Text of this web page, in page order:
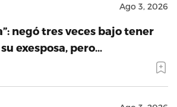
Ago 3, 2026
negó tres veces bajo tener
exesposa, pero…